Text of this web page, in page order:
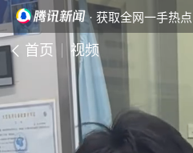
· 获取全网一手热点
首页 视频